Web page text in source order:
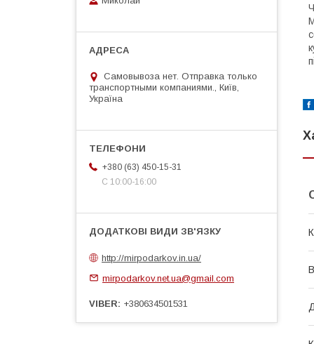
Самовывоза нет. Отправка только
транспортными компаниями., Київ,
Україна
+380 (63) 450-15-31
С 10:00-16:00
http://mirpodarkov.in.ua/
mirpodarkov.net.ua@gmail.com
VIBER +380634501531